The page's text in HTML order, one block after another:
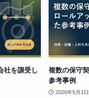
社を譲受し
複数の保守
参考事例
2026年5月1日